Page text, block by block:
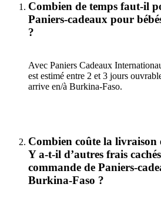
Combien de temps faut-il
Paniers-cadeaux pour
?
Avec Paniers Cadeaux
est estimé entre 2 et 3 jours
arrive en/à Burkina-Faso.
Combien coûte la
Y a-t-il d’autres frais
commande de Paniers-
Burkina-Faso ?